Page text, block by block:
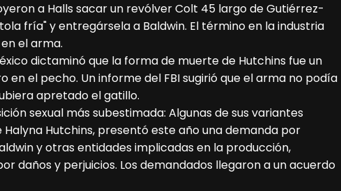
a Halls sacar un revólver Colt 45 largo de Gutiérrez-
fría" y entregársela a Baldwin. El término en la industria
el arma.
dictaminó que la forma de muerte de Hutchins fue un
el pecho. Un informe del FBI sugirió que el arma no podía
apretado el gatillo.
sexual más subestimada: Algunas de sus variantes
Hutchins, presentó este año una demanda por
y otras entidades implicadas en la producción,
daños y perjuicios. Los demandados llegaron a un acuerdo